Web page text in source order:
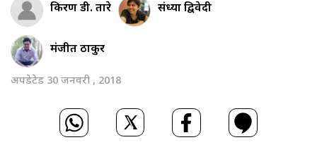
किरण डी. तारे संध्या द्विवेदी
मंजीत ठाकुर
अपडेटेड 30 जनवरी , 2018